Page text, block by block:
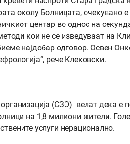
околу Болницата, очекувано
центар во однос на
кои не се изведуваат на
најдобар одговор. Освен
рече Клековски.
(СЗО) велат дека е
на 1,8 милиони жители.
услуги нерационално.